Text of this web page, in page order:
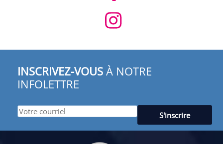
INSCRIVEZ-VOUS À NOTRE
INFOLETTRE